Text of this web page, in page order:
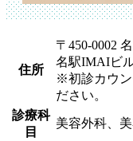
住所
〒450-0002
名駅IMAIビ
※初診カウン
ださい。
診療科
目
美容外科、